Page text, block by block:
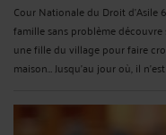
Cour Nationale du Droit d'Asile
famille sans problème
une fille du village pour faire
maison… Jusqu’au jour où, il